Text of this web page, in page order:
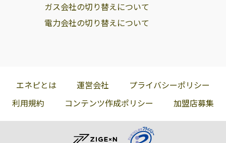
ガス会社の切り替えについて
電力会社の切り替えについて
エネピとは 運営会社
プライバシーポリシー
利用規約
コンテンツ作成ポリシー 加盟店募集